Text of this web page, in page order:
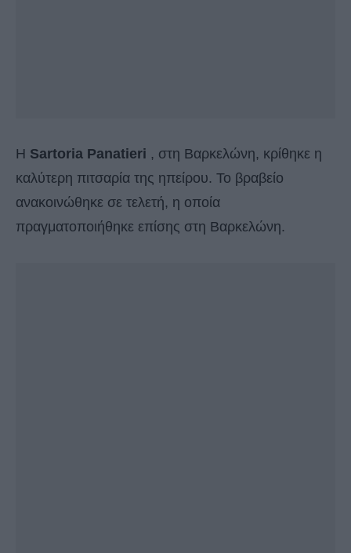
Η Sartoria Panatieri , στη Βαρκελώνη, κρίθηκε η
καλύτερη πιτσαρία της ηπείρου. Το βραβείο
ανακοινώθηκε σε τελετή, η οποία
πραγματοποιήθηκε επίσης στη Βαρκελώνη.